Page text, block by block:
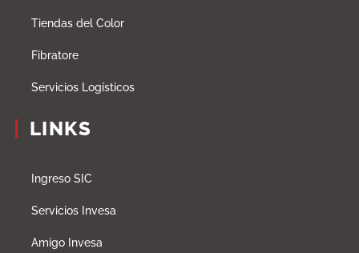
Tiendas del Color
Fibratore
Servicios Logísticos
LINKS
Ingreso SIC
Servicios Invesa
Amigo Invesa